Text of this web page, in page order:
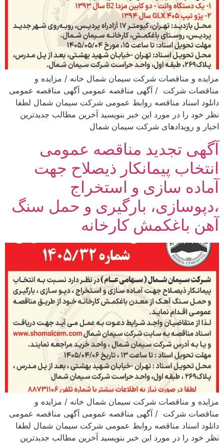
مزایده و مناقصات شرکت سیمان شمال خانه / مزایده و
مناقصات شرکت / آگهی مناقصه عمومی آگهی مناقصه عمومی
دانلود اسناد مناقصه روابط عمومی شرکت سیمان شمال لطفا
نظر خود را در مورد این خبر بنویسید آخرین مطالب جدیدترین
اخبار و رویدادهای شرکت سیمان شمال
آگهی تجدید مناقصه عمومی
انتخاب پیمانکار ذیصلاح جهت
آماده سازی و استخراج
،دپوسازی، بارگیری و حمل سنگ
آهن باغکمش کارخانه
مزایده و مناقصات شرکت سیمان شمال خانه / مزایده و
مناقصات شرکت / آگهی مناقصه عمومی آگهی مناقصه عمومی
دانلود اسناد مناقصه روابط عمومی شرکت سیمان شمال لطفا
نظر خود را در مورد این خبر بنویسید آخرین مطالب جدیدترین